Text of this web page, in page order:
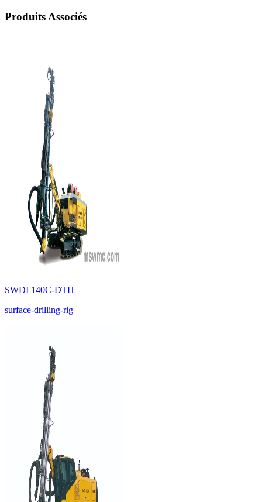
Produits Associés
SWDI 140C-DTH
surface-drilling-rig